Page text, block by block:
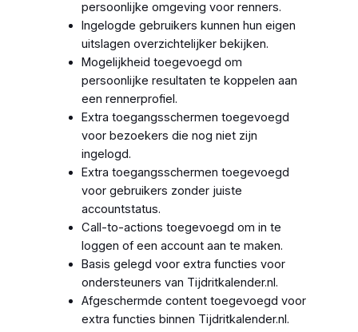
persoonlijke omgeving voor renners.
Ingelogde gebruikers kunnen hun eigen
uitslagen overzichtelijker bekijken.
Mogelijkheid toegevoegd om
persoonlijke resultaten te koppelen aan
een rennerprofiel.
Extra toegangsschermen toegevoegd
voor bezoekers die nog niet zijn
ingelogd.
Extra toegangsschermen toegevoegd
voor gebruikers zonder juiste
accountstatus.
Call-to-actions toegevoegd om in te
loggen of een account aan te maken.
Basis gelegd voor extra functies voor
ondersteuners van Tijdritkalender.nl.
Afgeschermde content toegevoegd voor
extra functies binnen Tijdritkalender.nl.